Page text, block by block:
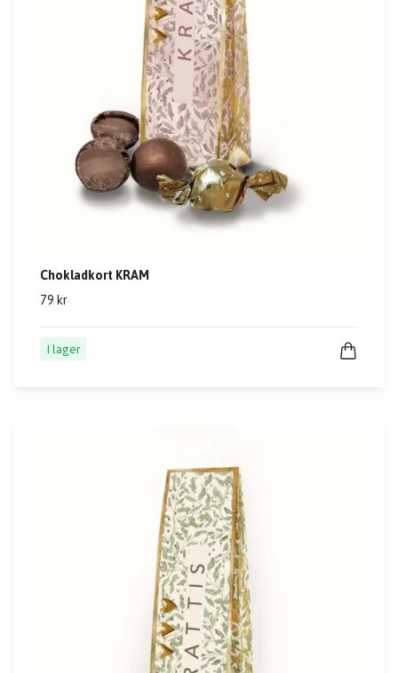
Chokladkort KRAM
79 kr
I lager